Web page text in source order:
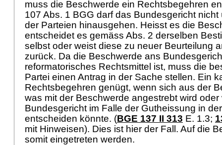
muss die Beschwerde ein Rechtsbegehren
107 Abs. 1 BGG darf das Bundesgericht
der Parteien hinausgehen. Heisst es die
entscheidet es gemäss Abs. 2 derselben
selbst oder weist diese zu neuer Beurteilung
zurück. Da die Beschwerde ans
reformatorisches Rechtsmittel ist, muss die
Partei einen Antrag in der Sache stellen. Ein
Rechtsbegehren genügt, wenn sich aus der
was mit der Beschwerde angestrebt wird
Bundesgericht im Falle der Gutheissung in
entscheiden könnte. (BGE 137 II 313 E. 1.3;
mit Hinweisen). Dies ist hier der Fall. Auf die
somit eingetreten werden.